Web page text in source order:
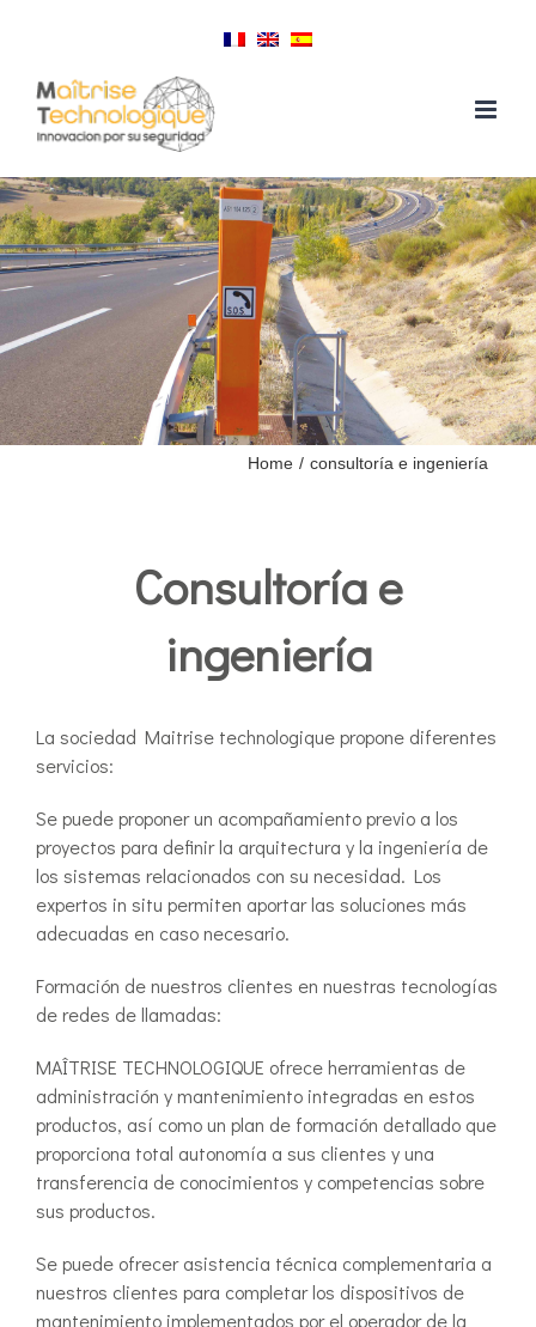
Home / consultoría e ingeniería
Consultoría e
ingeniería
La sociedad Maitrise technologique propone diferentes
servicios:
Se puede proponer un acompañamiento previo a los
proyectos para definir la arquitectura y la ingeniería de
los sistemas relacionados con su necesidad. Los
expertos in situ permiten aportar las soluciones más
adecuadas en caso necesario.
Formación de nuestros clientes en nuestras tecnologías
de redes de llamadas:
MAÎTRISE TECHNOLOGIQUE ofrece herramientas de
administración y mantenimiento integradas en estos
productos, así como un plan de formación detallado que
proporciona total autonomía a sus clientes y una
transferencia de conocimientos y competencias sobre
sus productos.
Se puede ofrecer asistencia técnica complementaria a
nuestros clientes para completar los dispositivos de
mantenimiento implementados por el operador de la